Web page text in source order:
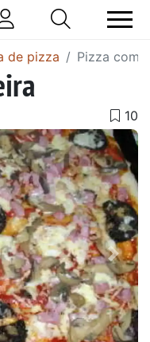
de pizza Pizza com
Next